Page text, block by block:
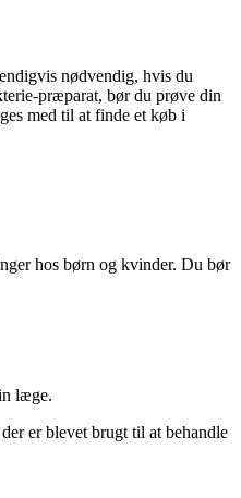
nødvendig, hvis du
præparat, bør du prøve din
med til at finde et køb i
hos børn og kvinder. Du bør
læge.
er blevet brugt til at behandle